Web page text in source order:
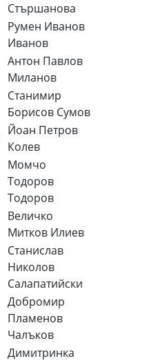
Стършанова
Румен Иванов
Иванов
Антон Павлов
Миланов
Станимир
Борисов Сумов
Йоан Петров
Колев
Момчо
Тодоров
Тодоров
Величко
Митков Илиев
Станислав
Николов
Салапатийски
Добромир
Пламенов
Чалъков
Димитринка